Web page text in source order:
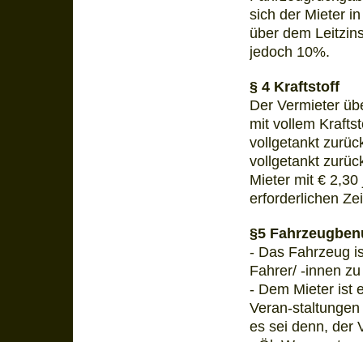
sich der Mieter
über dem
jedoch 10%.
§ 4 Kraftstoff
Der Vermieter
mit vollem
vollgetankt
vollgetankt
Mieter mit €
erforderlichen
§5
- Das Fahrzeug
Fahrer/ -innen
- Dem Mieter ist
Veran-
es sei denn, der